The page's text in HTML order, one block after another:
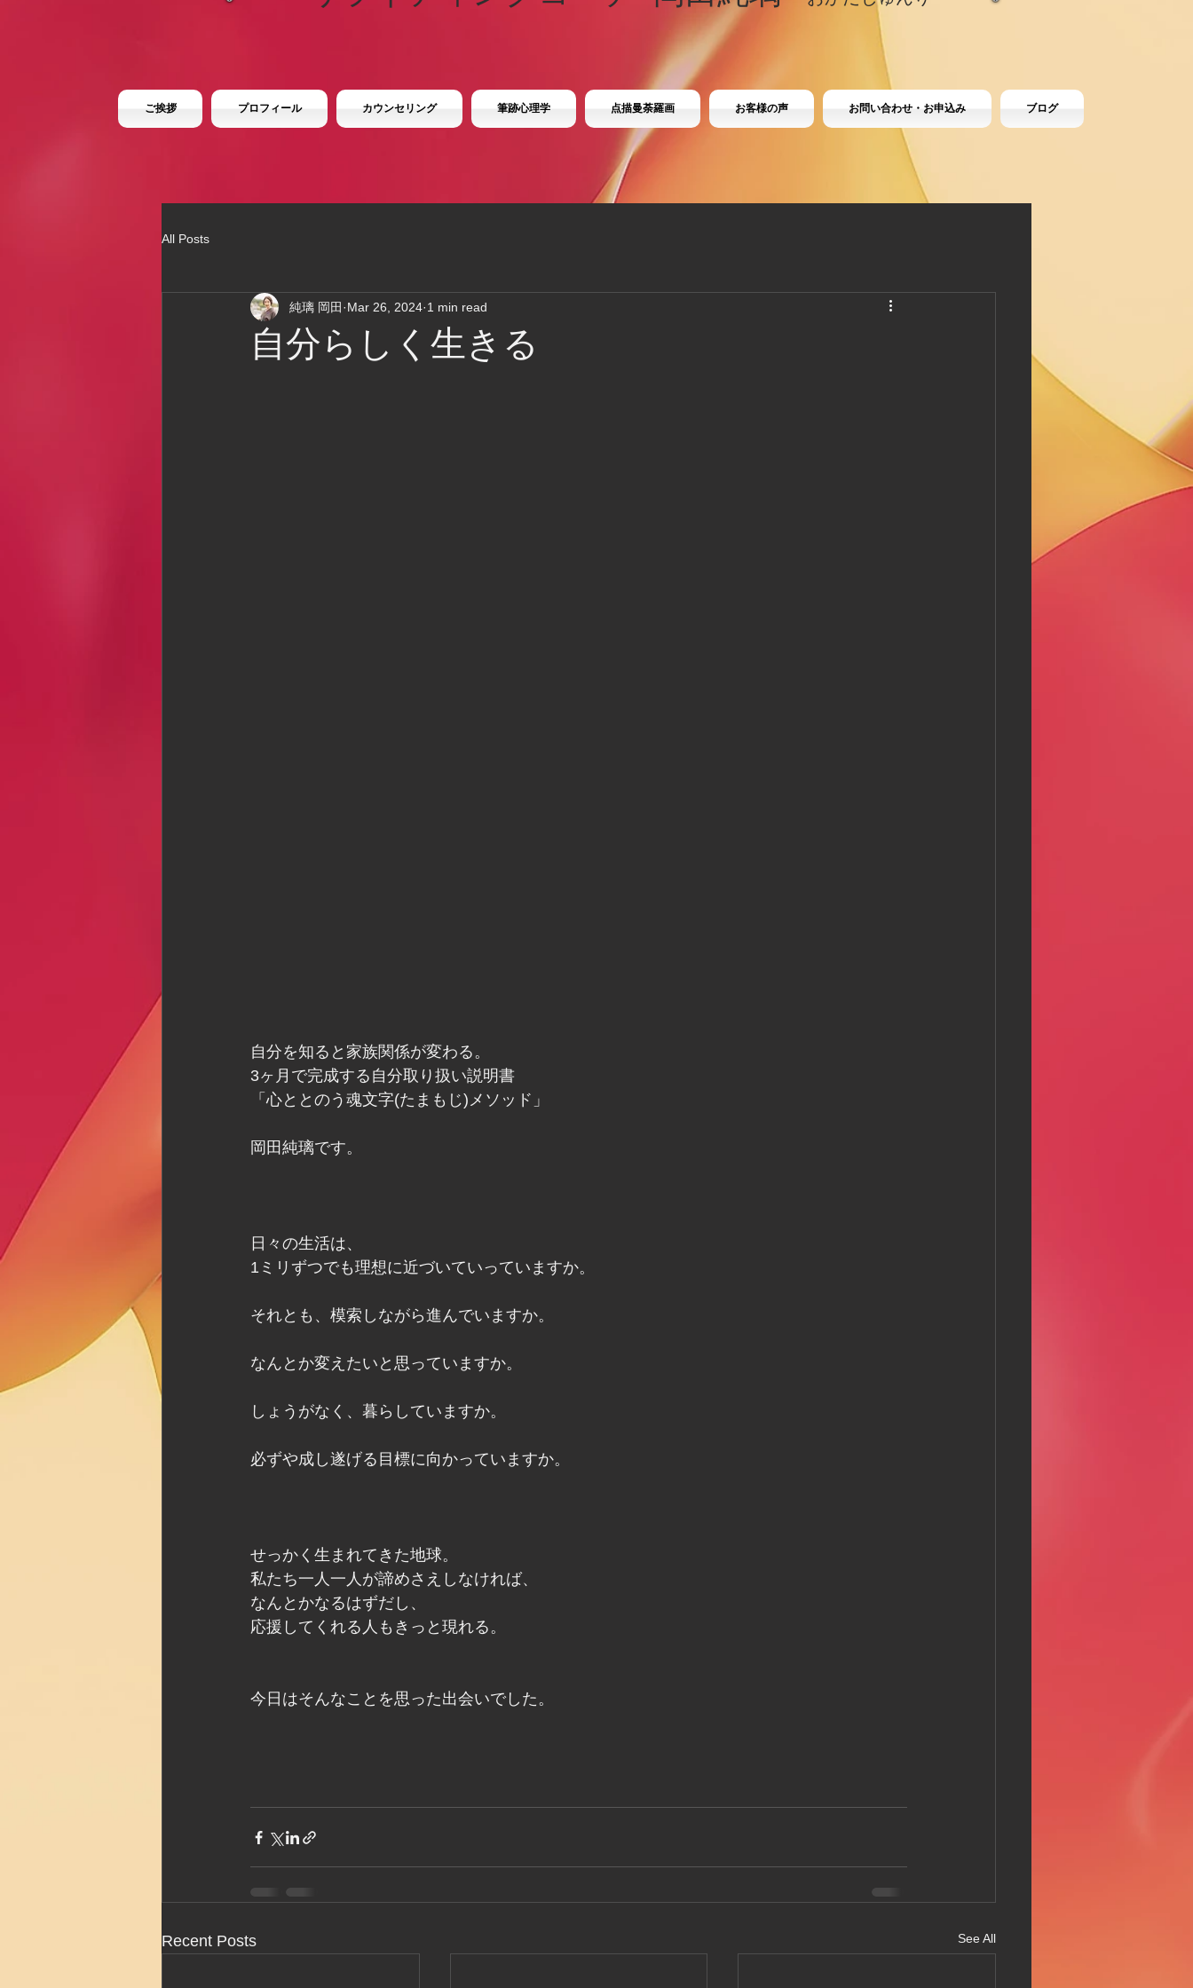
ご挨拶 プロフィール カウンセリング 筆跡心理学 点描曼荼羅画 お客様の声 お問い合わせ・お申込み ブログ
All Posts
自分らしく生きる
純璃 岡田 Mar 26, 2024 1 min read
自分を知ると家族関係が変わる。
3ヶ月で完成する自分取り扱い説明書
「心ととのう魂文字(たまもじ)メソッド」
岡田純璃です。
日々の生活は、
1ミリずつでも理想に近づいていっていますか。
それとも、模索しながら進んでいますか。
なんとか変えたいと思っていますか。
しょうがなく、暮らしていますか。
必ずや成し遂げる目標に向かっていますか。
せっかく生まれてきた地球。
私たち一人一人が諦めさえしなければ、
なんとかなるはずだし、
応援してくれる人もきっと現れる。
今日はそんなことを思った出会いでした。
Recent Posts See All